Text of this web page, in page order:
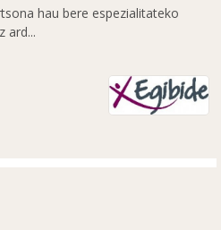
hau bere espezialitateko
ard...